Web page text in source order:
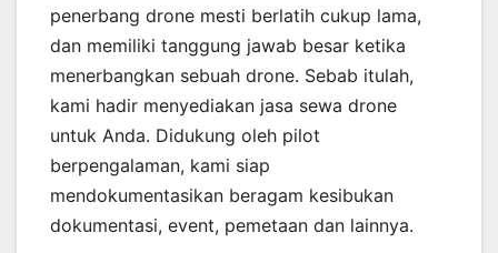
penerbang drone mesti berlatih cukup lama,
dan memiliki tanggung jawab besar ketika
menerbangkan sebuah drone. Sebab itulah,
kami hadir menyediakan jasa sewa drone
untuk Anda. Didukung oleh pilot
berpengalaman, kami siap
mendokumentasikan beragam kesibukan
dokumentasi, event, pemetaan dan lainnya.